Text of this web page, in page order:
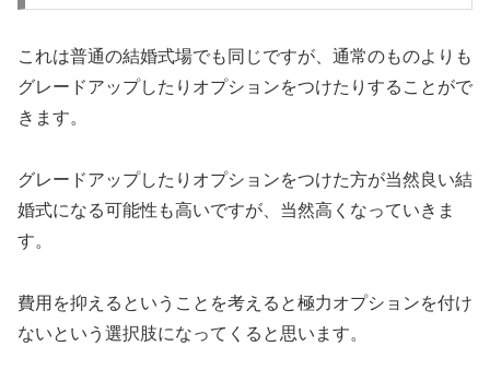
これは普通の結婚式場でも同じですが、通常のものよりも
グレードアップしたりオプションをつけたりすることがで
きます。
グレードアップしたりオプションをつけた方が当然良い結
婚式になる可能性も高いですが、当然高くなっていきま
す。
費用を抑えるということを考えると極力オプションを付け
ないという選択肢になってくると思います。